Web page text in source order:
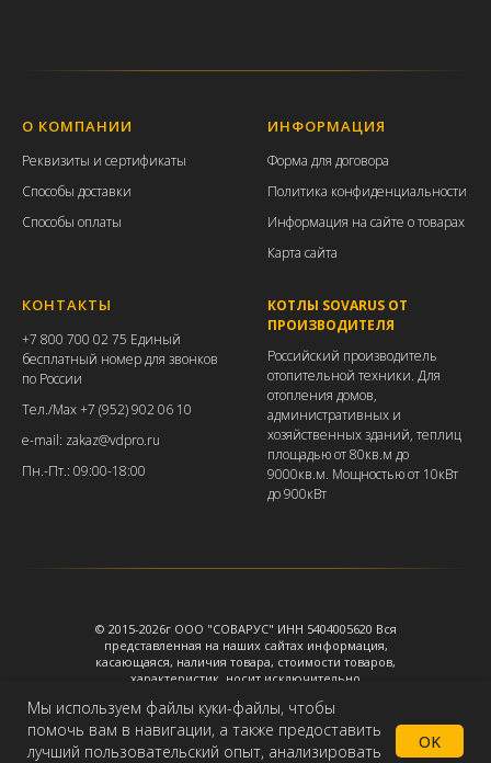
Мы используем файлы куки-файлы, чтобы
помочь вам в навигации, а также предоставить
лучший пользовательский опыт, анализировать
OK
О КОМПАНИИ
Реквизиты и сертификаты
Способы доставки
Способы оплаты
ИНФОРМАЦИЯ
Форма для договора
Политика конфиденциальности
Информация на сайте о товарах
Карта сайта
КОНТАКТЫ
+7 800 700 02 75 Единый
бесплатный номер для звонков
по России
Тел./Max +7 (952) 902 06 10
e-mail: zakaz@vdpro.ru
Пн.-Пт.: 09:00-18:00
КОТЛЫ SOVARUS ОТ
ПРОИЗВОДИТЕЛЯ
Российский производитель
отопительной техники. Для
отопления домов,
административных и
хозяйственных зданий, теплиц
площадью от 80кв.м до
9000кв.м. Мощностью от 10кВт
до 900кВт
© 2015-2026г ООО "СОВАРУС" ИНН 5404005620 Вся
представленная на наших сайтах информация,
касающаяся, наличия товара, стоимости товаров,
характеристик, носит исключительно
не является публичной офертой, определяемой
положениями Статьи 437 ГК РФ. Подробней смотрите
на странице https://sovarus.ru/info